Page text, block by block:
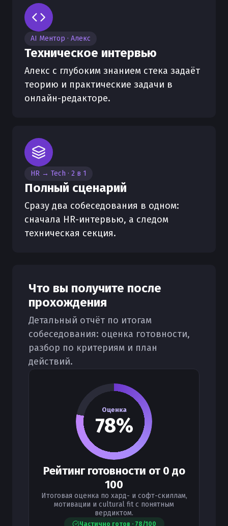
AI Ментор · Алекс
Техническое интервью
Алекс с глубоким знанием стека задаёт
теорию и практические задачи в
онлайн-редакторе.
HR → Tech · 2 в 1
Полный сценарий
Сразу два собеседования в одном:
сначала HR-интервью, а следом
техническая секция.
Что вы получите после
прохождения
Детальный отчёт по итогам
собеседования: оценка готовности,
разбор по критериям и план
действий.
Оценка
78%
Рейтинг готовности от 0 до
100
Итоговая оценка по хард- и софт-скиллам,
мотивации и cultural fit с понятным
вердиктом.
Частично готов · 78/100